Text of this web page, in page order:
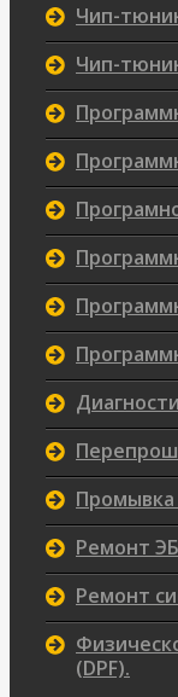
Чип-
Чип-
Ремонт
Ремонт
(DPF).